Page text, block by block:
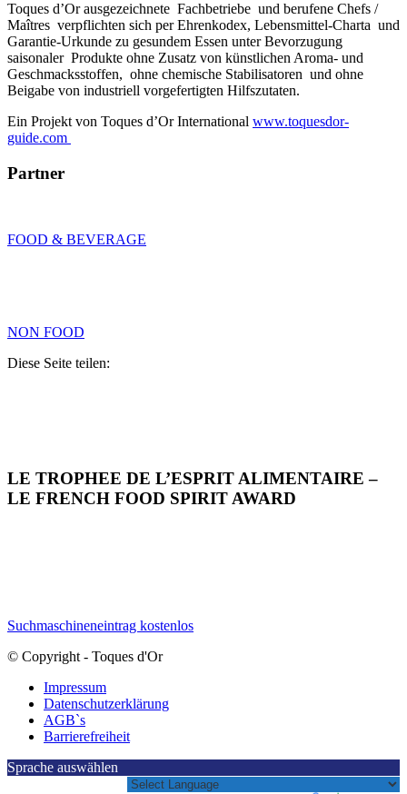
Toques d’Or ausgezeichnete Fachbetriebe und berufene Chefs /
Maîtres verpflichten sich per Ehrenkodex, Lebensmittel-Charta und
Garantie-Urkunde zu gesundem Essen unter Bevorzugung
saisonaler Produkte ohne Zusatz von künstlichen Aroma- und
Geschmacksstoffen, ohne chemische Stabilisatoren und ohne
Beigabe von industriell vorgefertigten Hilfszutaten.
Ein Projekt von Toques d’Or International www.toquesdor-
guide.com
Partner
FOOD & BEVERAGE
NON FOOD
Diese Seite teilen:
LE TROPHEE DE L’ESPRIT ALIMENTAIRE –
LE FRENCH FOOD SPIRIT AWARD
Suchmaschineneintrag kostenlos
© Copyright - Toques d'Or
Impressum
Datenschutzerklärung
AGB`s
Barrierefreiheit
Sprache auswählen